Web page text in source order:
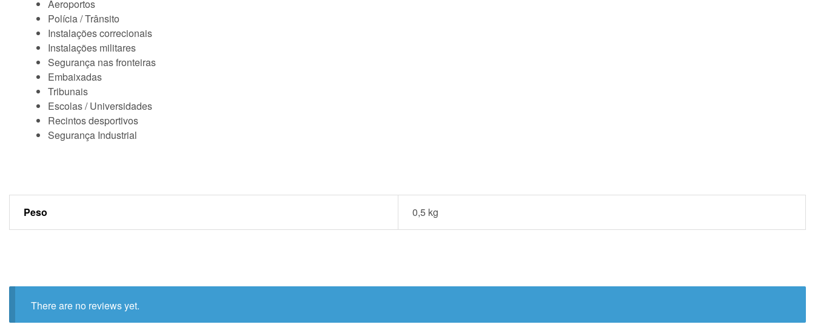
Aeroportos
Polícia / Trânsito
Instalações correcionais
Instalações militares
Segurança nas fronteiras
Embaixadas
Tribunais
Escolas / Universidades
Recintos desportivos
Segurança Industrial
Peso 0,5 kg
There are no reviews yet.